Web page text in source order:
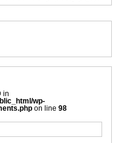
in
wp-
on line 98